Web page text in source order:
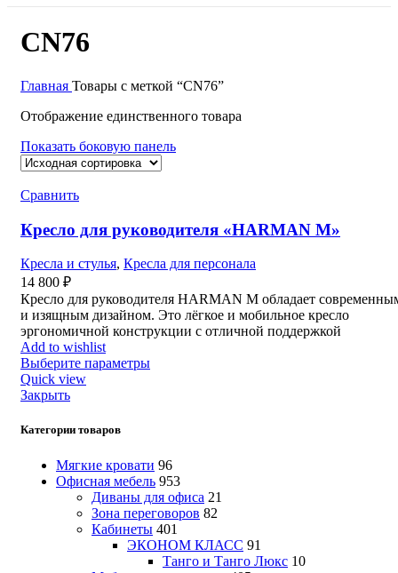
CN76
Закрыть
Категории товаров
Мягкие кровати 96
Офисная мебель 953
Диваны для офиса 21
Зона переговоров 82
Кабинеты 401
ЭКОНОМ КЛАСС 91
Танго и Танго Люкс 10
Главная Товары с меткой “CN76”
Отображение единственного товара
Показать боковую панель
Сравнить
Кресло для руководителя «HARMAN M»
Кресла и стулья, Кресла для персонала
14 800 ₽
Кресло для руководителя HARMAN M обладает
и изящным дизайном. Это лёгкое и мобильное кресло
эргономичной конструкции с отличной поддержкой
Add to wishlist
Выберите параметры
Quick view